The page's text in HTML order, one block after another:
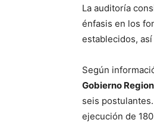
La auditoría
énfasis en los
establecidos,
Según
Gobierno
seis
ejecución de